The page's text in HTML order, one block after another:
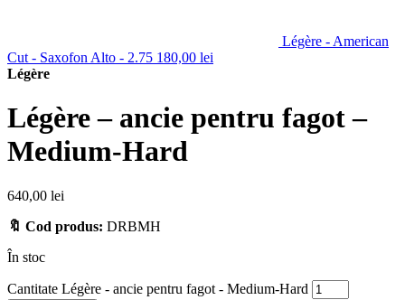
Légère - American
Cut - Saxofon Alto - 2.75 180,00 lei
Légère
Légère – ancie pentru fagot –
Medium-Hard
640,00 lei
🔖 Cod produs: DRBMH
În stoc
Cantitate Légère - ancie pentru fagot - Medium-Hard